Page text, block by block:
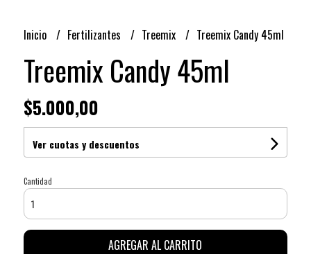
Inicio Fertilizantes Treemix Treemix Candy 45ml
Treemix Candy 45ml
$5.000,00
Ver cuotas y descuentos
Cantidad
AGREGAR AL CARRITO